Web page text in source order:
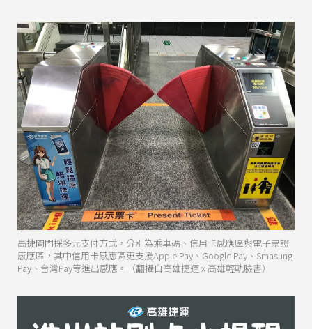
高捷閘門採多元支付方式，分別為乘車碼、信用卡感應區與電子票證
感應區，其中信用卡感應區更支援Apple Pay、Google Pay、Smasung
Pay、台灣Pay等進出感應。（翻攝自高雄捷運 x 高雄輕軌臉書）